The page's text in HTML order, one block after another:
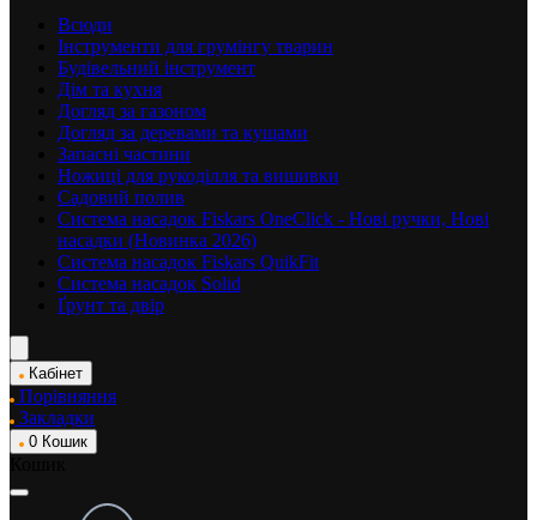
Всюди
Інструменти для грумінгу тварин
Будівельний інструмент
Дім та кухня
Догляд за газоном
Догляд за деревами та кущами
Запасні частини
Ножиці для рукоділля та вишивки
Садовий полив
Система насадок Fiskars OneClick - Нові ручки, Нові
насадки (Новинка 2026)
Система насадок Fiskars QuikFit
Система насадок Solid
Ґрунт та двір
Кабінет
Порівняння
Закладки
0 Кошик